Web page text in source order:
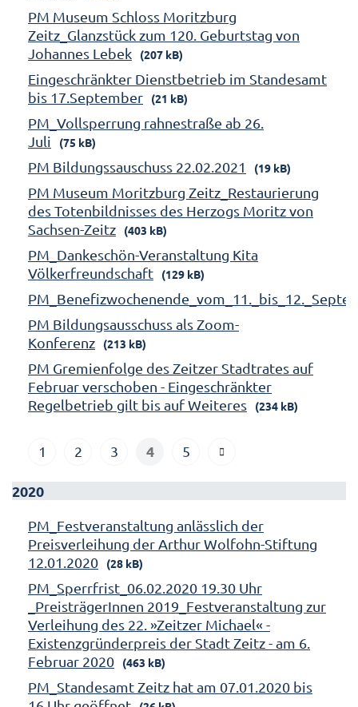
PM Museum Schloss Moritzburg
Zeitz_Glanzstück zum 120. Geburtstag von
Johannes Lebek
(207 kB)
Eingeschränkter Dienstbetrieb im Standesamt
bis 17.September
(21 kB)
PM_Vollsperrung rahnestraße ab 26.
Juli
(75 kB)
PM Bildungssauschuss 22.02.2021 (19 kB)
PM Museum Moritzburg Zeitz_Restaurierung
des Totenbildnisses des Herzogs Moritz von
Sachsen-Zeitz
(403 kB)
PM_Dankeschön-Veranstaltung Kita
Völkerfreundschaft
(129 kB)
PM Bildungsausschuss als Zoom-
Konferenz
(213 kB)
PM Gremienfolge des Zeitzer Stadtrates auf
Februar verschoben - Eingeschränkter
Regelbetrieb gilt bis auf Weiteres
(234 kB)
1 2 3 4 5
2020
PM_Festveranstaltung anlässlich der
Preisverleihung der Arthur Wolfohn-Stiftung
12.01.2020
(28 kB)
PM_Sperrfrist_06.02.2020 19.30 Uhr
_PreisträgerInnen 2019_Festveranstaltung zur
Verleihung des 22. »Zeitzer Michael« -
Existenzgründerpreis der Stadt Zeitz - am 6.
Februar 2020
(463 kB)
PM_Standesamt Zeitz hat am 07.01.2020 bis